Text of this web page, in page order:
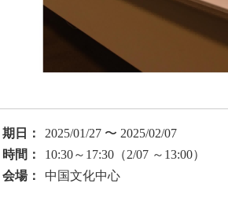
期日：
2025/01/27 〜 2025/02/07
時間：
10:30～17:30（2/07 ～13:00）
会場：
中国文化中心